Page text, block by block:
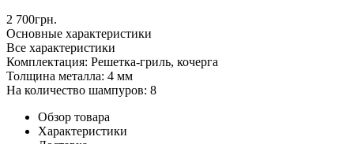
2 700грн.
Основные характеристики
Все характеристики
Комплектация: Решетка-гриль, кочерга
Толщина металла: 4 мм
На количество шампуров: 8
Обзор товара
Характеристики